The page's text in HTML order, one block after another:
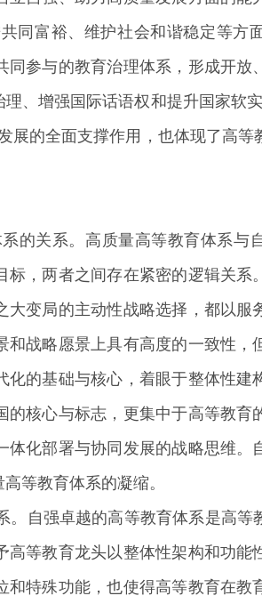
同富裕、维护社会和谐稳定等方
参与的教育治理体系，形成开放
、增强国际话语权和提升国家软
展的全面支撑作用，也体现了高等
的关系。高质量高等教育体系与
，两者之间存在紧密的逻辑关系
变局的主动性战略选择，都以服
战略愿景上具有高度的一致性，
的基础与核心，着眼于整体性建
核心与标志，更集中于高等教育
化部署与协同发展的战略思维。
等教育体系的凝缩。
自强卓越的高等教育体系是高等
等教育龙头以整体性架构和功能
特殊功能，也使得高等教育在教